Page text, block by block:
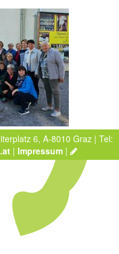
6, A-8010 Graz | Tel:
| Impressum |